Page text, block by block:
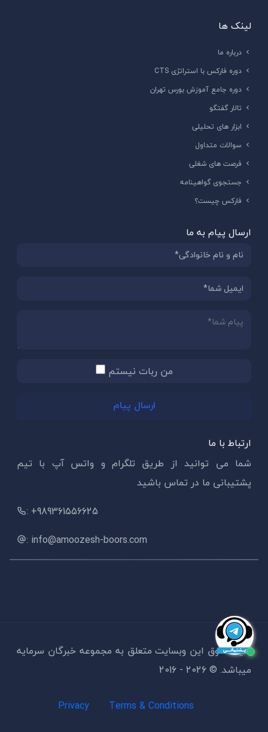
لینک ها
درباره ما
دوره فارکس با استراتژی CTS
دوره جامع آموزش بورس تهران
تالار گفتگو
ابزار های تحلیلی
سوالات متداول
فرصت های شغلی
جستجوی گواهینامه
فارکس چیست؟
ارسال پیام به ما
من ربات نیستم
ارسال پیام
ارتباط با ما
شما می توانید از طریق تلگرام و واتس آپ با تیم
پشتیبانی ما در تماس باشید
: +989361556625
: info@amoozesh-boors.com
کلیه حقوق این وبسایت متعلق به مجموعه خبرگان سرمایه
میباشد. ©2026 - 2016
Terms & Conditions
Privacy